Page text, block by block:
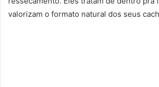
valorizam o formato natural dos seus